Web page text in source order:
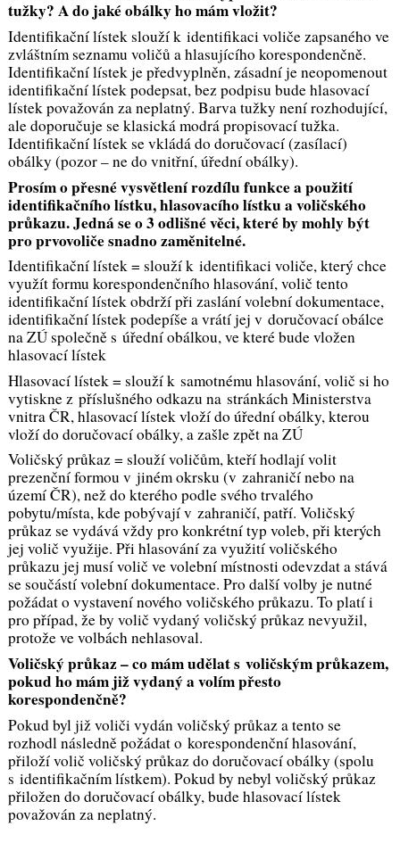
tužky? A do jaké obálky ho mám vložit?
Identifikační lístek slouží k identifikaci voliče zapsaného ve
zvláštním seznamu voličů a hlasujícího korespondenčně.
Identifikační lístek je předvyplněn, zásadní je neopomenout
identifikační lístek podepsat, bez podpisu bude hlasovací
lístek považován za neplatný. Barva tužky není rozhodující,
ale doporučuje se klasická modrá propisovací tužka.
Identifikační lístek se vkládá do doručovací (zasílací)
obálky (pozor – ne do vnitřní, úřední obálky).
Prosím o přesné vysvětlení rozdílu funkce a použití
identifikačního lístku, hlasovacího lístku a voličského
průkazu. Jedná se o 3 odlišné věci, které by mohly být
pro prvovoliče snadno zaměnitelné.
Identifikační lístek = slouží k identifikaci voliče, který chce
využít formu korespondenčního hlasování, volič tento
identifikační lístek obdrží při zaslání volební dokumentace,
identifikační lístek podepíše a vrátí jej v doručovací obálce
na ZÚ společně s úřední obálkou, ve které bude vložen
hlasovací lístek
Hlasovací lístek = slouží k samotnému hlasování, volič si ho
vytiskne z příslušného odkazu na stránkách Ministerstva
vnitra ČR, hlasovací lístek vloží do úřední obálky, kterou
vloží do doručovací obálky, a zašle zpět na ZÚ
Voličský průkaz = slouží voličům, kteří hodlají volit
prezenční formou v jiném okrsku (v zahraničí nebo na
území ČR), než do kterého podle svého trvalého
pobytu/místa, kde pobývají v zahraničí, patří. Voličský
průkaz se vydává vždy pro konkrétní typ voleb, při kterých
jej volič využije. Při hlasování za využití voličského
průkazu jej musí volič ve volební místnosti odevzdat a stává
se součástí volební dokumentace. Pro další volby je nutné
požádat o vystavení nového voličského průkazu. To platí i
pro případ, že by volič vydaný voličský průkaz nevyužil,
protože ve volbách nehlasoval.
Voličský průkaz – co mám udělat s voličským průkazem,
pokud ho mám již vydaný a volím přesto
korespondenčně?
Pokud byl již voliči vydán voličský průkaz a tento se
rozhodl následně požádat o korespondenční hlasování,
přiloží volič voličský průkaz do doručovací obálky (spolu
s identifikačním lístkem). Pokud by nebyl voličský průkaz
přiložen do doručovací obálky, bude hlasovací lístek
považován za neplatný.